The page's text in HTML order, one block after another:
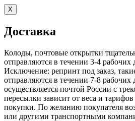
X
Доставка
Колоды, почтовые открытки
отправляются в течении 3-4 рабочих
Исключение: репринт под заказ,
отправляются в течении 7-8 рабочих
осуществляется почтой России с
пересылки зависит от веса и
покупки. По желанию покупателя
или другими транспортными